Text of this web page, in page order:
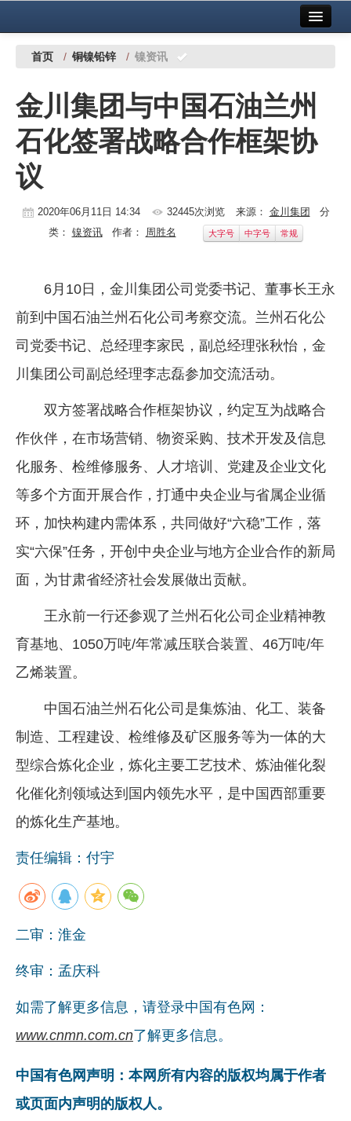
中国有色金属报社主办 广告服务
铜镍铅锌
铝
稀有稀土
有色市场
党建工作
企业文化
《资源再生》杂志
行情报价
数字报
首页 / 铜镍铅锌 / 镍资讯
金川集团与中国石油兰州
石化签署战略合作框架协
议
2020年06月11日 14:34 32445次浏览 来源： 金川集团 分
类： 镍资讯作者： 周胜名 大字号 中字号 常规
6月10日，金川集团公司党委书记、董事长王永
前到中国石油兰州石化公司考察交流。兰州石化公
司党委书记、总经理李家民，副总经理张秋怡，金
川集团公司副总经理李志磊参加交流活动。
双方签署战略合作框架协议，约定互为战略合
作伙伴，在市场营销、物资采购、技术开发及信息
化服务、检维修服务、人才培训、党建及企业文化
等多个方面开展合作，打通中央企业与省属企业循
环，加快构建内需体系，共同做好“六稳”工作，落
实“六保”任务，开创中央企业与地方企业合作的新局
面，为甘肃省经济社会发展做出贡献。
王永前一行还参观了兰州石化公司企业精神教
育基地、1050万吨/年常减压联合装置、46万吨/年
乙烯装置。
中国石油兰州石化公司是集炼油、化工、装备
制造、工程建设、检维修及矿区服务等为一体的大
型综合炼化企业，炼化主要工艺技术、炼油催化裂
化催化剂领域达到国内领先水平，是中国西部重要
的炼化生产基地。
责任编辑：付宇
二审：淮金
终审：孟庆科
如需了解更多信息，请登录中国有色网：
www.cnmn.com.cn了解更多信息。
中国有色网声明：本网所有内容的版权均属于作者
或页面内声明的版权人。